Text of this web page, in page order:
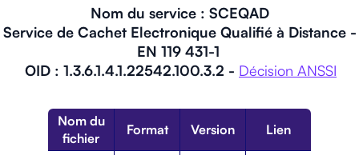
Nom du service : SCEQAD
Service de Cachet Electronique Qualifié à Distance -
EN 119 431-1
OID : 1.3.6.1.4.1.22542.100.3.2 - Décision ANSSI
Nom du
fichier
Format Version Lien